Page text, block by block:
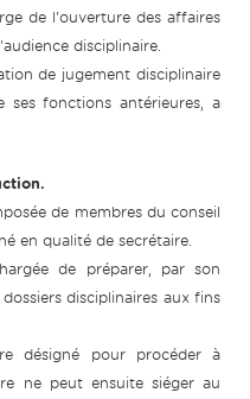
de l'ouverture des affaires
disciplinaire.
de jugement disciplinaire
ses fonctions antérieures, a
de membres du conseil
en qualité de secrétaire.
de préparer, par son
disciplinaires aux fins
désigné pour procéder à
ne peut ensuite siéger au